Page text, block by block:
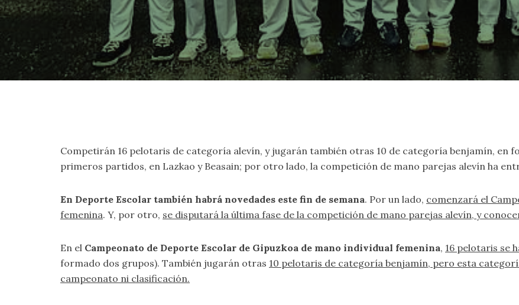
Competirán 16 pelotaris de categoría alevín, y jugarán también otras 10 de categoría benjamín, en
primeros partidos, en Lazkao y Beasain; por otro lado, la competición de mano parejas alevín ha
En Deporte Escolar también habrá novedades este fin de semana. Por un lado, comenzará el
femenina. Y, por otro, se disputará la última fase de la competición de mano parejas alevín, y
En el Campeonato de Deporte Escolar de Gipuzkoa de mano individual femenina, 16 pelotaris se
formado dos grupos). También jugarán otras 10 pelotaris de categoría benjamín, pero esta
campeonato ni clasificación.